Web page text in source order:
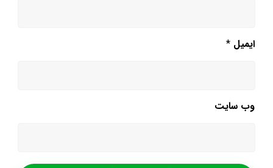
ایمیل *
وب‌ سایت